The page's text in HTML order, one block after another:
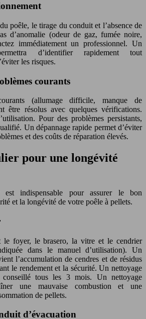
poêle, le tirage du conduit et l’absence de
d’anomalie (odeur de gaz, fumée noire,
immédiatement un professionnel. Un
d’identifier rapidement tout
les risques.
courants
(allumage difficile, manque de
être résolus avec quelques vérifications.
Pour des problèmes persistants,
Un dépannage rapide permet d’éviter
et des coûts de réparation élevés.
pour une longévité
indispensable pour assurer le bon
et la longévité de votre poêle à pellets.
le foyer, le brasero, la vitre et le cendrier
dans le manuel d’utilisation). Un
l’accumulation de cendres et de résidus
le rendement et la sécurité. Un nettoyage
tous les 3 mois. Un nettoyage
une mauvaise combustion et une
de pellets.
d’évacuation